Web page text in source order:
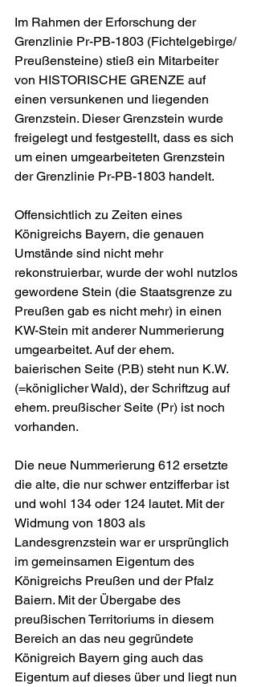
Im Rahmen der Erforschung der
Grenzlinie Pr-PB-1803 (Fichtelgebirge/
Preußensteine) stieß ein Mitarbeiter
von HISTORISCHE GRENZE auf
einen versunkenen und liegenden
Grenzstein. Dieser Grenzstein wurde
freigelegt und festgestellt, dass es sich
um einen umgearbeiteten Grenzstein
der Grenzlinie Pr-PB-1803 handelt.
Offensichtlich zu Zeiten eines
Königreichs Bayern, die genauen
Umstände sind nicht mehr
rekonstruierbar, wurde der wohl nutzlos
gewordene Stein (die Staatsgrenze zu
Preußen gab es nicht mehr) in einen
KW-Stein mit anderer Nummerierung
umgearbeitet. Auf der ehem.
baierischen Seite (P.B) steht nun K.W.
(=königlicher Wald), der Schriftzug auf
ehem. preußischer Seite (Pr) ist noch
vorhanden.
Die neue Nummerierung 612 ersetzte
die alte, die nur schwer entzifferbar ist
und wohl 134 oder 124 lautet. Mit der
Widmung von 1803 als
Landesgrenzstein war er ursprünglich
im gemeinsamen Eigentum des
Königreichs Preußen und der Pfalz
Baiern. Mit der Übergabe des
preußischen Territoriums in diesem
Bereich an das neu gegründete
Königreich Bayern ging auch das
Eigentum auf dieses über und liegt nun